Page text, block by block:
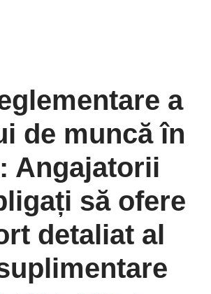
a
de muncă în
Angajatorii
să ofere
detaliat al